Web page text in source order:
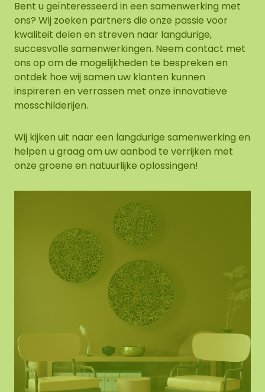
Bent u geïnteresseerd in een samenwerking met
ons? Wij zoeken partners die onze passie voor
kwaliteit delen en streven naar langdurige,
succesvolle samenwerkingen. Neem contact met
ons op om de mogelijkheden te bespreken en
ontdek hoe wij samen uw klanten kunnen
inspireren en verrassen met onze innovatieve
mosschilderijen.
Wij kijken uit naar een langdurige samenwerking en
helpen u graag om uw aanbod te verrijken met
onze groene en natuurlijke oplossingen!